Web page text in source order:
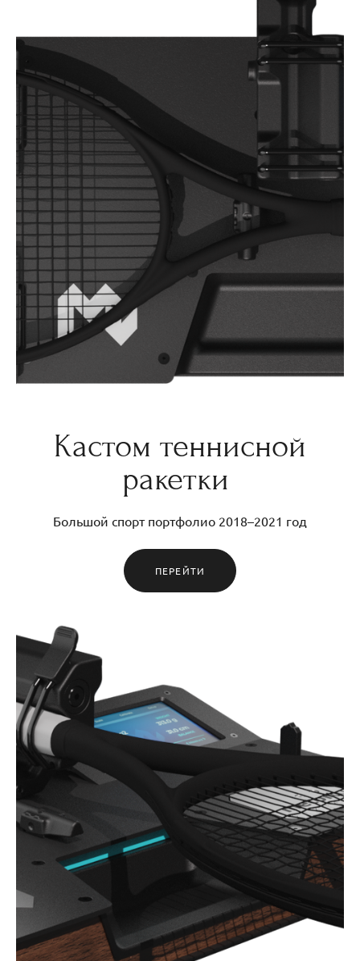
Кастом теннисной
ракетки
Большой спорт портфолио 2018–2021 год
ПЕРЕЙТИ